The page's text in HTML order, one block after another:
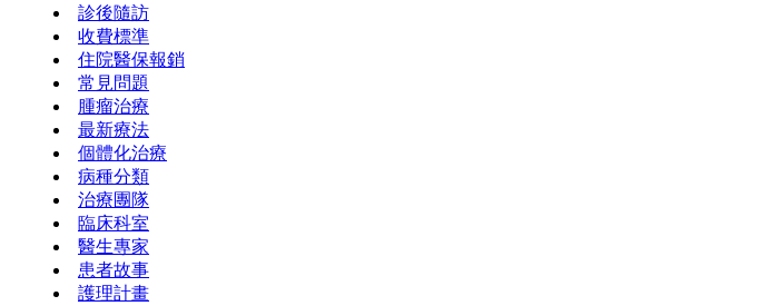
診後隨訪
收費標準
住院醫保報銷
常見問題
腫瘤治療
最新療法
個體化治療
病種分類
治療團隊
臨床科室
醫生專家
患者故事
護理計畫